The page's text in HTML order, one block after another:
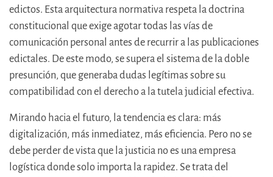
edictos. Esta arquitectura normativa respeta la doctrina
constitucional que exige agotar todas las vías de
comunicación personal antes de recurrir a las publicaciones
edictales. De este modo, se supera el sistema de la doble
presunción, que generaba dudas legítimas sobre su
compatibilidad con el derecho a la tutela judicial efectiva.
Mirando hacia el futuro, la tendencia es clara: más
digitalización, más inmediatez, más eficiencia. Pero no se
debe perder de vista que la justicia no es una empresa
logística donde solo importa la rapidez. Se trata del